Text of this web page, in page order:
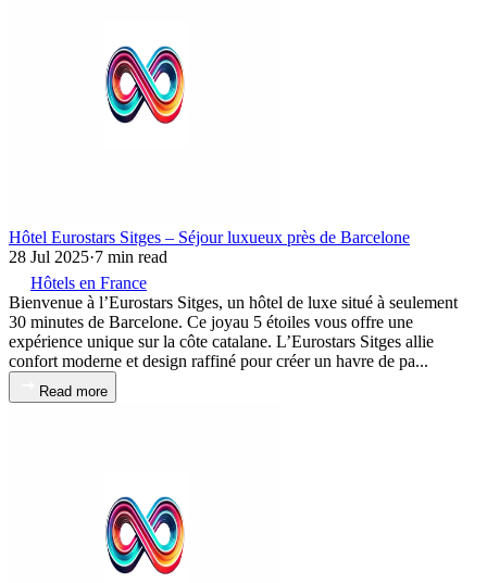
Hôtel Eurostars Sitges – Séjour luxueux près de Barcelone
28 Jul 2025·7 min read
Hôtels en France
Bienvenue à l’Eurostars Sitges, un hôtel de luxe situé à seulement
30 minutes de Barcelone. Ce joyau 5 étoiles vous offre une
expérience unique sur la côte catalane. L’Eurostars Sitges allie
confort moderne et design raffiné pour créer un havre de pa...
Read more